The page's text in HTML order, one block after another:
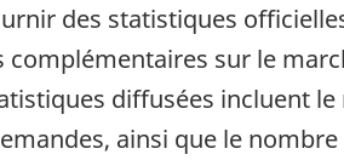
des statistiques
sur le
diffusées incluent
ainsi que le